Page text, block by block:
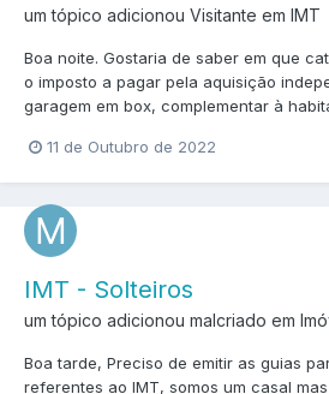
um tópico adicionou Visitante em IMT
Boa noite. Gostaria de saber em que
o imposto a pagar pela aquisição
garagem em box, complementar à
11 de Outubro de 2022
IMT - Solteiros
um tópico adicionou malcriado em
Boa tarde, Preciso de emitir as guias
referentes ao IMT, somos um casal